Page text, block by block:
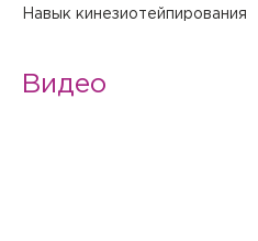
Навык кинезиотейпирования
Видео